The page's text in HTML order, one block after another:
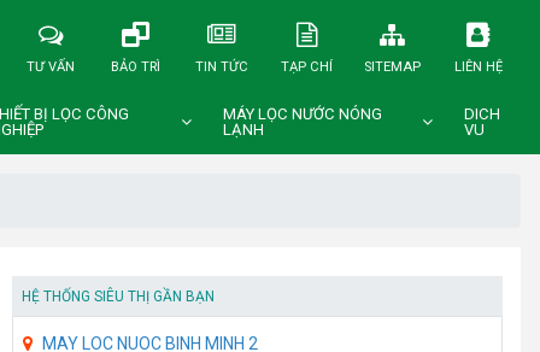
TƯ VẤN BẢO TRÌ TIN TỨC TẠP CHÍ SITEMAP LIÊN HỆ
BỊ LỌC CÔNG
MÁY LỌC NƯỚC NÓNG
LẠNH
DICH
VU
HỆ THỐNG SIÊU THỊ GẦN BẠN
MAY LOC NUOC BINH MINH 2